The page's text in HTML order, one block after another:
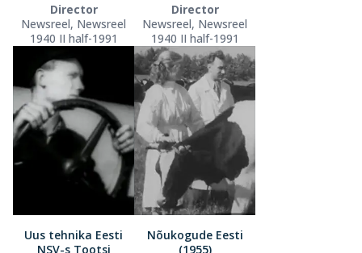
Director
Newsreel, Newsreel
1940 II half-1991
Director
Newsreel, Newsreel
1940 II half-1991
Uus tehnika Eesti
NSV-s Tootsi
Nõukogude Eesti
(1955)